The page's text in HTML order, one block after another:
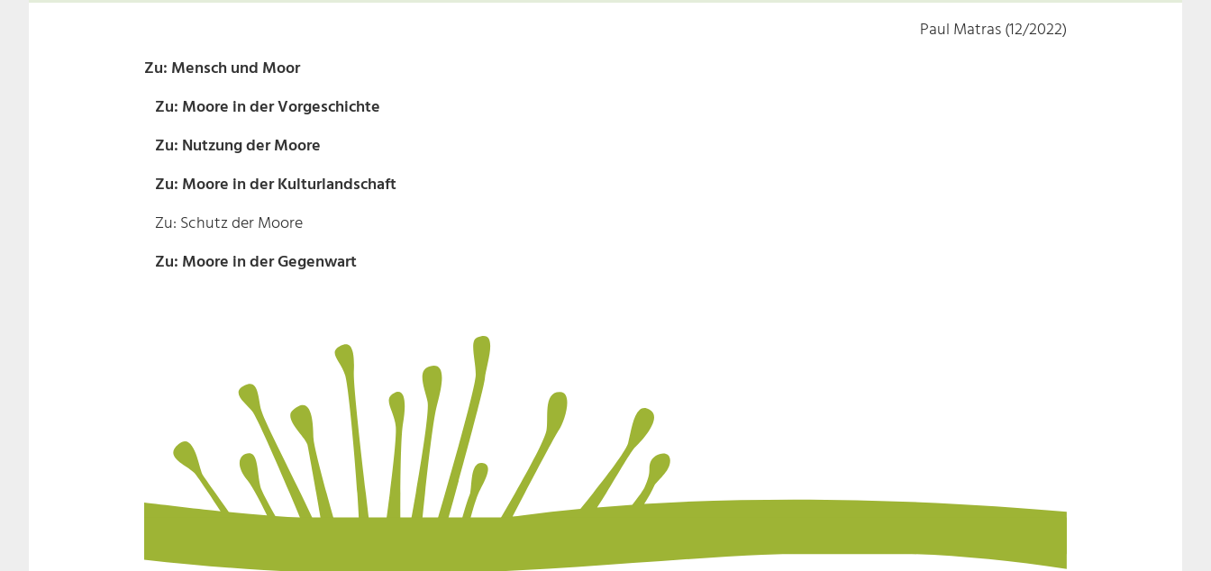
Paul Matras (12/2022)
Zu: Mensch und Moor
Zu: Moore in der Vorgeschichte
Zu: Nutzung der Moore
Zu: Moore in der Kulturlandschaft
Zu: Schutz der Moore
Zu: Moore in der Gegenwart